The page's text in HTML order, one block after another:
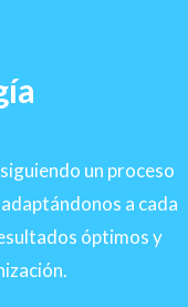
un proceso
a cada
óptimos y